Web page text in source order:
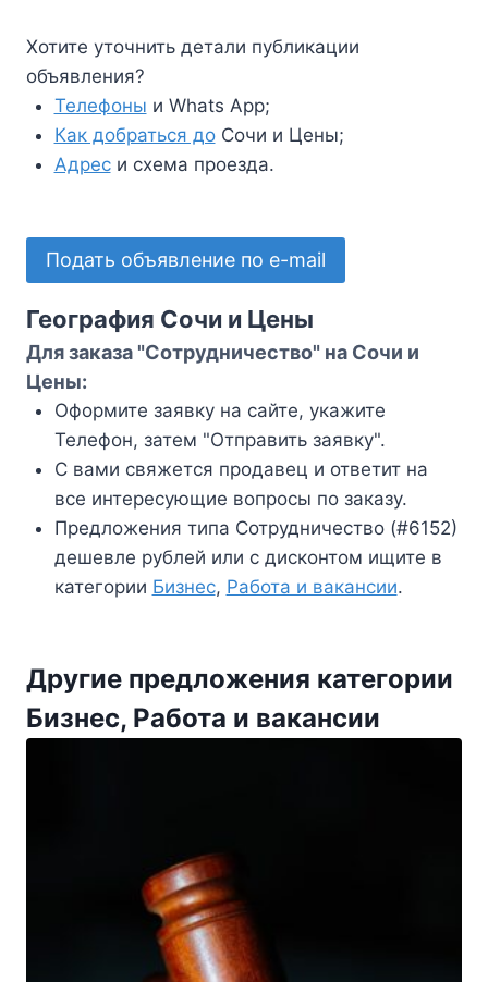
Хотите уточнить детали публикации
объявления?
Телефоны и Whats App;
Как добраться доСочи и Цены;
Адреси схема проезда.
Подать объявление по e-mail
География Сочи и Цены
Для заказа "Сотрудничество" на Сочи и
Цены:
Оформите заявку на сайте, укажите
Телефон, затем "Отправить заявку".
С вами свяжется продавец и ответит на
все интересующие вопросы по заказу.
Предложения типа Сотрудничество (#6152)
дешевле рублей или с дисконтом ищите в
категории Бизнес, Работа и вакансии.
Другие предложения категории
Бизнес, Работа и вакансии